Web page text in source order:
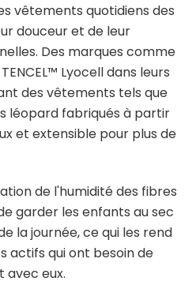
vêtements quotidiens des
douceur et de leur
Des marques comme
Lyocell dans leurs
des vêtements tels que
léopard fabriqués à partir
et extensible pour plus de
de l'humidité des fibres
garder les enfants au sec
la journée, ce qui les rend
actifs qui ont besoin de
avec eux.